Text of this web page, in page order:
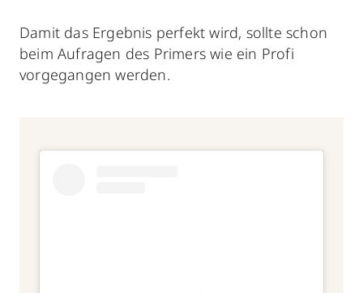
Damit das Ergebnis perfekt wird, sollte schon
beim Aufragen des Primers wie ein Profi
vorgegangen werden.